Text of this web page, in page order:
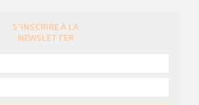
S’INSCRIRE À LA
NEWSLETTER